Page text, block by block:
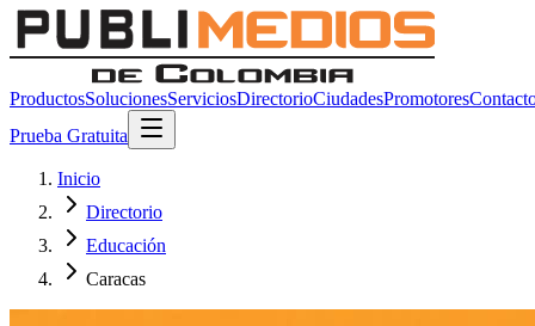
ProductosSolucionesServiciosDirectorioCiudadesPromotores
Prueba Gratuita
Inicio
Directorio
Educación
Caracas